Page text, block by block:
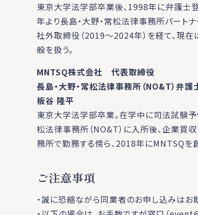
東京大学法学部卒業後、1998年に弁護士
年より長島・大野・常松法律事務所パート
社外取締役（2019～2024年）を経て、現
般を扱う。
MNTSQ株式会社 代表取締役
長島・大野・常松法律事務所（NO&T）弁護
板谷 隆平
東京大学法学部卒業。在学中に司法試験
松法律事務所（NO&T）に入所後、企業買
務所で勤務する傍ら、2018年にMNTSQを
ご注意事項
・誠に恐縮ながら同業者のお申し込みはお